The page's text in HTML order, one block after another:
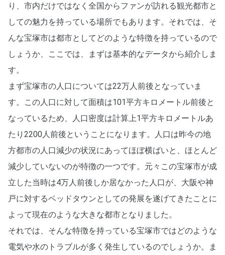
り、市内だけではなく全国からファンが訪れる観光都市と
しての魅力を持っている場所でもあります。それでは、そ
んな宝塚市は都市としてどのような特徴を持っているので
しょうか、ここでは、まずは基本的なデータから紹介しま
す。
まず宝塚市の人口については22万人前後となっていま
す。この人口に対して面積は101平方キロメートル前後と
なっているため、人口密度は計算上1平方キロメートルあ
たり2200人前後ということになります。人口は昨今の地
方都市の人口減少の状況にあってほぼ横ばいと、ほとんど
減少していないのが特徴の一つです。元々この宝塚市が成
立した当時は4万人前後しか居なかった人口が、大阪や神
戸に対するベッドタウンとしての発展を遂げてきたことに
よって現在のような大きな都市となりました。
それでは、そんな特徴を持っている宝塚市ではどのような
電気や水のトラブルが多く発生しているのでしょうか。ま